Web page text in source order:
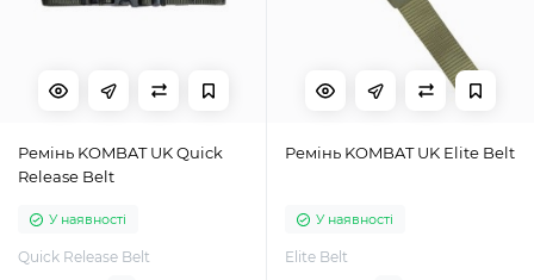
Ремінь KOMBAT UK Quick
Release Belt
У наявності
Quick Release Belt
Ремінь KOMBAT UK Elite Belt
У наявності
Elite Belt